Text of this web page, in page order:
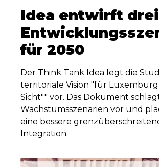
Idea entwirft drei
für 2050
Der Think Tank Idea legt die
territoriale Vision "für
Sicht"" vor. Das Dokument
Wachstumsszenarien vor und
eine bessere
Integration.